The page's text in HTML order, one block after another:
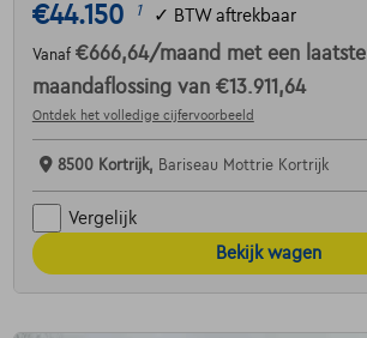
€44.150 1 ✓ BTW aftrekbaar
Vanaf €666,64/maand met een laatste
maandaflossing van €13.911,64
Ontdek het volledige cijfervoorbeeld
8500 Kortrijk, Bariseau Mottrie Kortrijk
Vergelijk
Bekijk wagen